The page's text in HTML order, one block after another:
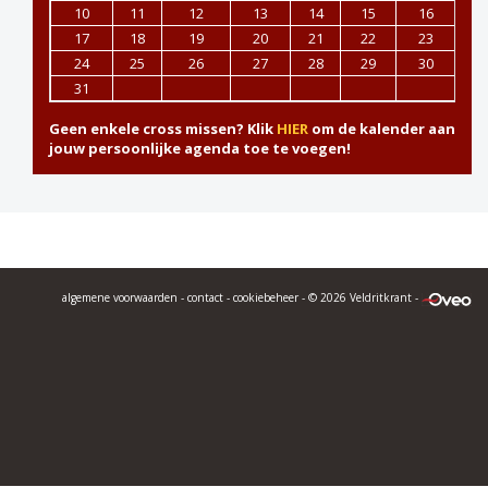
10
11 12 13 14 15
16
17
18 19 20 21 22
23
24
25 26 27 28 29
30
31
Geen enkele cross missen? Klik HIER om de kalender aan
jouw persoonlijke agenda toe te voegen!
algemene voorwaarden - contact - cookiebeheer - © 2026 Veldritkrant -